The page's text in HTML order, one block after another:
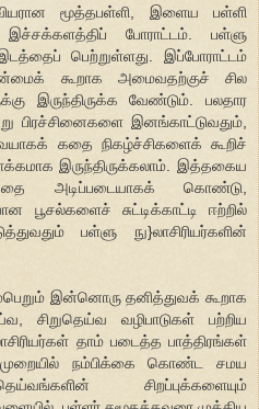
மூத்தபள்ளி, இளைய பள்ளி
இச்சக்களத்திப் போராட்டம். பள்ளு
பெற்றுள்ளது. இப்போராட்டம்
கூறாக அமைவதற்குச் சில
இருந்திருக்க வேண்டும். பலதார
பிரச்சினைகளை இனங்காட்டுவதும்,
கதை நிகழ்ச்சிகளைக் கூறிச்
இருந்திருக்கலாம். இத்தகைய
அடிப்படையாகக் கொண்டு,
பூசல்களைச் சுட்டிக்காட்டி ஈற்றில்
பள்ளு நு}லாசிரியர்களின்
இன்னொரு தனித்துவக் கூறாக
சிறுதெய்வ வழிபாடுகள் பற்றிய
தாம் படைத்த பாத்திரங்கள்
முறையில் நம்பிக்கை கொண்ட சமய
சிறப்புக்களையும்